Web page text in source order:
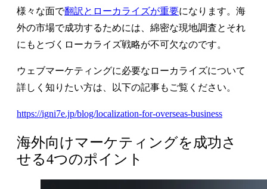
様々な面で翻訳とローカライズが重要になります。海
外の市場で成功するためには、綿密な現地調査とそれ
にもとづくローカライズ戦略が不可欠なのです。
ウェブマーケティングに必要なローカライズについて
詳しく知りたい方は、以下の記事もご覧ください。
https://igni7e.jp/blog/localization-for-overseas-business
海外向けマーケティングを成功さ
せる4つのポイント